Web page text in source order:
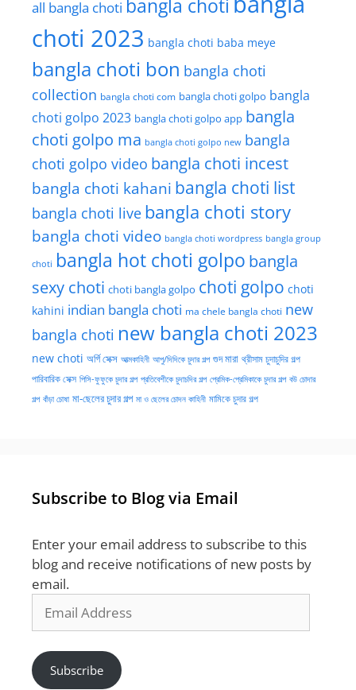
all bangla choti bangla choti
choti 2023 bangla choti baba meye
bangla choti bon bangla choti
collection bangla choti com bangla choti golpo bangla
choti golpo 2023 bangla choti golpo app bangla
choti golpo ma bangla choti golpo new bangla
choti golpo video bangla choti incest
bangla choti kahani bangla choti list
bangla choti live bangla choti story
bangla choti video bangla choti wordpress bangla group
choti bangla hot choti golpo bangla
sexy choti choti bangla golpo choti golpo choti
kahini indian bangla choti ma chele bangla choti new
bangla choti new bangla choti 2023
new choti অর্গি সেক্স আত্মকাহিনী আপু/দিদিকে চুদার গল্প গুদ মারা থ্রীসাম চুদাচুদির গল্প
পারিবারিক সেক্স পিসি-ফুফুকে চুদার গল্প প্রতিবেশীকে চুদাচদির গল্প প্রেমিক-প্রেমিকাকে চুদার গল্প বউ চোদার
গল্প বাঁড়া চোষা মা-ছেলের চুদার গল্প মা ও ছেলের চোদন কাহিনী মামিকে চুদার গল্প
Subscribe to Blog via Email
Enter your email address to subscribe to this
blog and receive notifications of new posts by
email.
Address
Subscribe